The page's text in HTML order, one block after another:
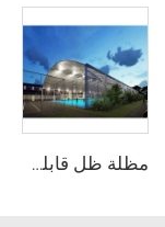
مظلة ظل قابلة للتخصيص وفق نظام وحدات لملاعب البدل | سقف متكامل من هيكل ألومنيوم مع حماية زجاجية لمرافق التنس الخارجية